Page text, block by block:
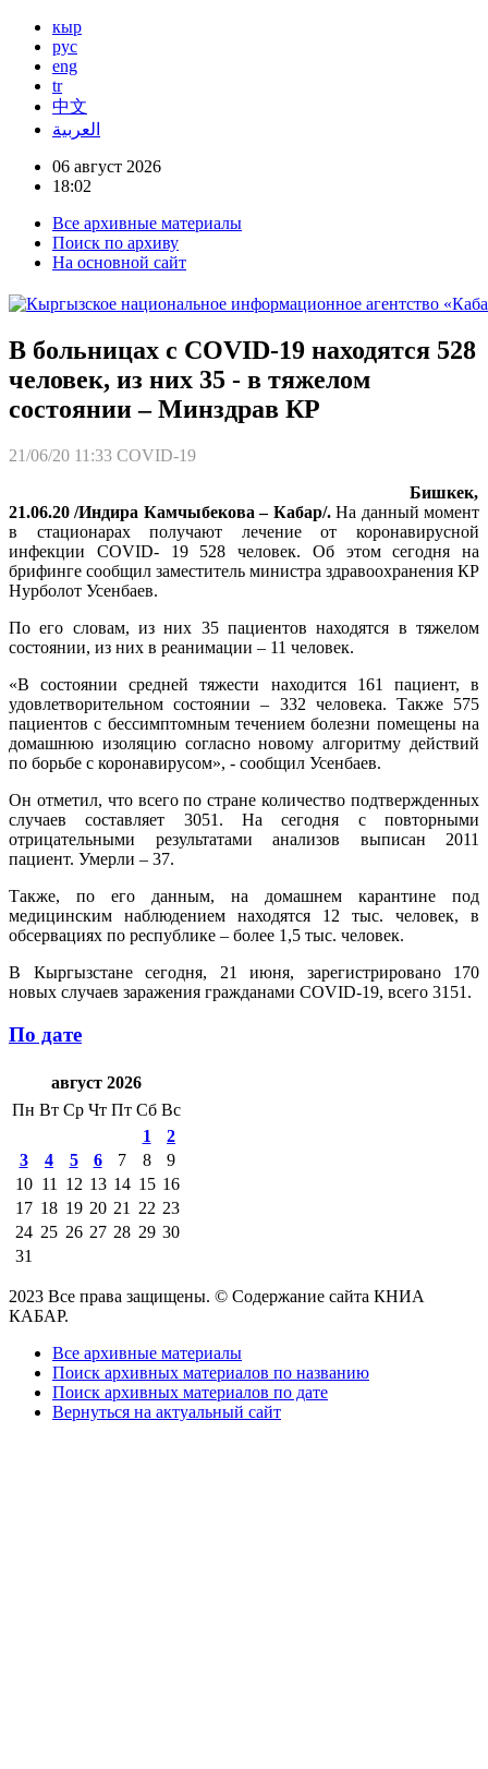
кыр
рус
eng
tr
中文
العربية
06 август 2026
18:02
Все архивные материалы
Поиск по архиву
На основной сайт
В больницах с COVID-19 находятся 528
человек, из них 35 - в тяжелом
состоянии – Минздрав КР
21/06/20 11:33 COVID-19
Бишкек,
21.06.20 /Индира Камчыбекова – Кабар/.На данный момент
в стационарах получают лечение от коронавирусной
инфекции COVID- 19 528 человек. Об этом сегодня на
брифинге сообщил заместитель министра здравоохранения КР
Нурболот Усенбаев.
По его словам, из них 35 пациентов находятся в тяжелом
состоянии, из них в реанимации – 11 человек.
«В состоянии средней тяжести находится 161 пациент, в
удовлетворительном состоянии – 332 человека. Также 575
пациентов с бессимптомным течением болезни помещены на
домашнюю изоляцию согласно новому алгоритму действий
по борьбе с коронавирусом», - сообщил Усенбаев.
Он отметил, что всего по стране количество подтвержденных
случаев составляет 3051. На сегодня с повторными
отрицательными результатами анализов выписан 2011
пациент. Умерли – 37.
Также, по его данным, на домашнем карантине под
медицинским наблюдением находятся 12 тыс. человек, в
обсервациях по республике – более 1,5 тыс. человек.
В Кыргызстане сегодня, 21 июня, зарегистрировано 170
новых случаев заражения гражданами COVID-19, всего 3151.
По дате
август 2026
Пн Вт Ср Чт Пт Сб Вс
1
2
3
4 5 6 7 8
9
10 11 12 13 14 15 16
17 18 19 20 21 22 23
24 25 26 27 28 29 30
31
2023 Все права защищены. © Содержание сайта КНИА
КАБАР.
Все архивные материалы
Поиск архивных материалов по названию
Поиск архивных материалов по дате
Вернуться на актуальный сайт